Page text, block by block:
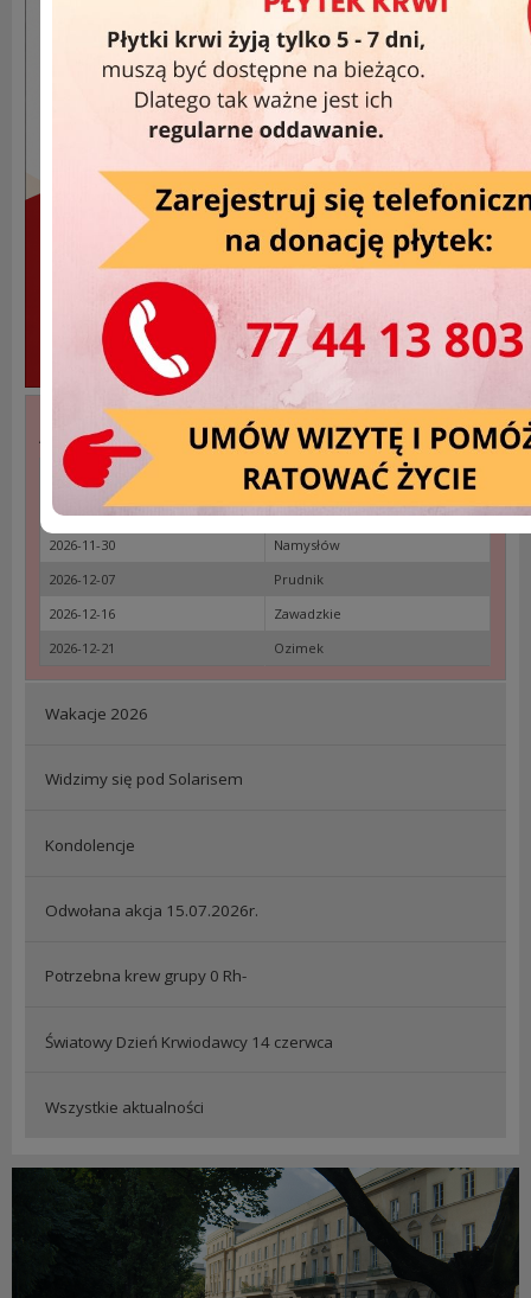
Akcje Wyjazdowe »
DATA
MIEJSCOWOŚĆ
2026-11-21
Krapkowice
2026-11-30
Namysłów
2026-12-07
Prudnik
2026-12-16
Zawadzkie
2026-12-21
Ozimek
Wakacje 2026
Widzimy się pod Solarisem
Kondolencje
Odwołana akcja 15.07.2026r.
Potrzebna krew grupy 0 Rh-
Światowy Dzień Krwiodawcy 14 czerwca
Wszystkie aktualności